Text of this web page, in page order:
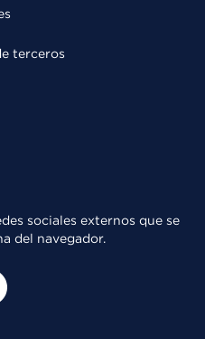
terceros
sociales externos que se
del navegador.